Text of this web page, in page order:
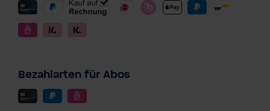
Bezahlarten für Abos